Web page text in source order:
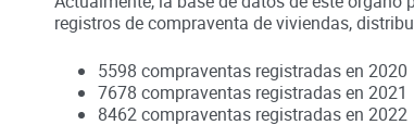
registros de compraventa de viviendas,
5598 compraventas registradas en 2020
7678 compraventas registradas en 2021
8462compraventas registradas en 2022